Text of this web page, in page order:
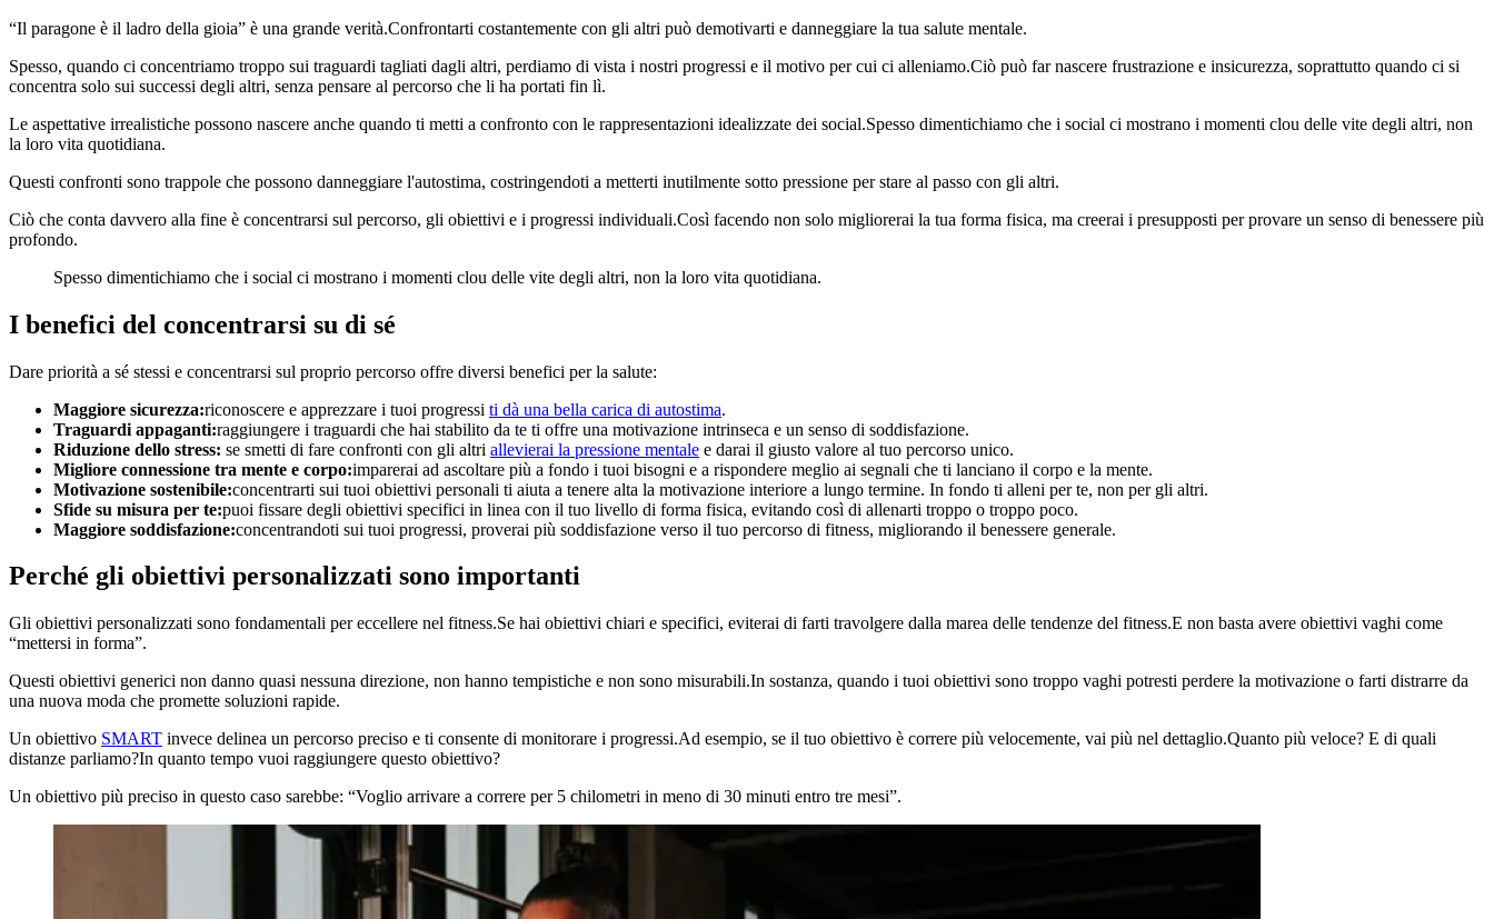
“Il paragone è il ladro della gioia” è una grande verità.Confrontarti costantemente con gli altri può demotivarti e danneggiare la tua salute mentale.
Spesso, quando ci concentriamo troppo sui traguardi tagliati dagli altri, perdiamo di vista i nostri progressi e il motivo per cui ci alleniamo.Ciò può far nascere frustrazione e insicurezza, soprattutto quando ci si
concentra solo sui successi degli altri, senza pensare al percorso che li ha portati fin lì.
Le aspettative irrealistiche possono nascere anche quando ti metti a confronto con le rappresentazioni idealizzate dei social.Spesso dimentichiamo che i social ci mostrano i momenti clou delle vite degli altri, non
la loro vita quotidiana.
Questi confronti sono trappole che possono danneggiare l'autostima, costringendoti a metterti inutilmente sotto pressione per stare al passo con gli altri.
Ciò che conta davvero alla fine è concentrarsi sul percorso, gli obiettivi e i progressi individuali.Così facendo non solo migliorerai la tua forma fisica, ma creerai i presupposti per provare un senso di benessere più
profondo.
Spesso dimentichiamo che i social ci mostrano i momenti clou delle vite degli altri, non la loro vita quotidiana.
I benefici del concentrarsi su di sé
Dare priorità a sé stessi e concentrarsi sul proprio percorso offre diversi benefici per la salute:
Maggiore sicurezza:riconoscere e apprezzare i tuoi progressi ti dà una bella carica di autostima.
Traguardi appaganti:raggiungere i traguardi che hai stabilito da te ti offre una motivazione intrinseca e un senso di soddisfazione.
Riduzione dello stress: se smetti di fare confronti con gli altri allevierai la pressione mentale e darai il giusto valore al tuo percorso unico.
Migliore connessione tra mente e corpo:imparerai ad ascoltare più a fondo i tuoi bisogni e a rispondere meglio ai segnali che ti lanciano il corpo e la mente.
Motivazione sostenibile:concentrarti sui tuoi obiettivi personali ti aiuta a tenere alta la motivazione interiore a lungo termine. In fondo ti alleni per te, non per gli altri.
Sfide su misura per te:puoi fissare degli obiettivi specifici in linea con il tuo livello di forma fisica, evitando così di allenarti troppo o troppo poco.
Maggiore soddisfazione:concentrandoti sui tuoi progressi, proverai più soddisfazione verso il tuo percorso di fitness, migliorando il benessere generale.
Perché gli obiettivi personalizzati sono importanti
Gli obiettivi personalizzati sono fondamentali per eccellere nel fitness.Se hai obiettivi chiari e specifici, eviterai di farti travolgere dalla marea delle tendenze del fitness.E non basta avere obiettivi vaghi come
“mettersi in forma”.
Questi obiettivi generici non danno quasi nessuna direzione, non hanno tempistiche e non sono misurabili.In sostanza, quando i tuoi obiettivi sono troppo vaghi potresti perdere la motivazione o farti distrarre da
una nuova moda che promette soluzioni rapide.
Un obiettivo SMART invece delinea un percorso preciso e ti consente di monitorare i progressi.Ad esempio, se il tuo obiettivo è correre più velocemente, vai più nel dettaglio.Quanto più veloce? E di quali
distanze parliamo?In quanto tempo vuoi raggiungere questo obiettivo?
Un obiettivo più preciso in questo caso sarebbe: “Voglio arrivare a correre per 5 chilometri in meno di 30 minuti entro tre mesi”.